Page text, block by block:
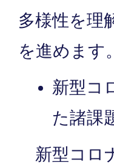
多様性を理
を進めます。
新型コ
た諸課
新型コロ